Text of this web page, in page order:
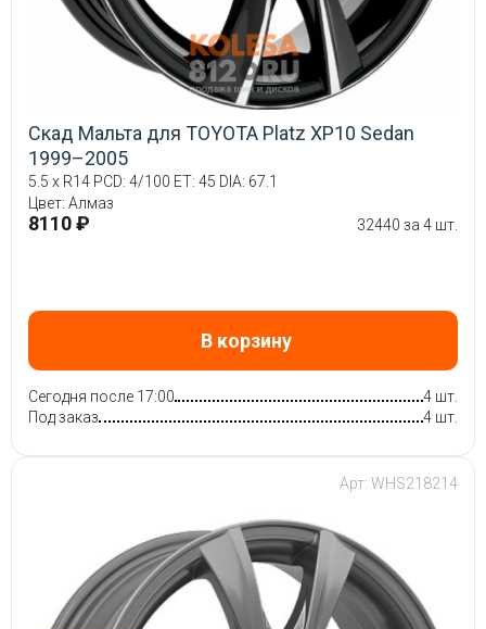
Скад Мальта для TOYOTA Platz XP10 Sedan
1999–2005
5.5 x R14 PCD: 4/100 ET: 45 DIA: 67.1
Цвет: Алмаз
8110 ₽ 32440 за 4 шт.
В корзину
Сегодня после 17:00
4 шт.
Под заказ
4 шт.
Арт: WHS218214